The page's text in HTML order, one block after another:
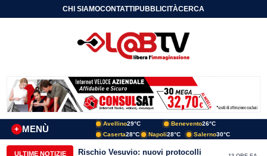
CHI SIAMOCONTATTIPUBBLICITÀCERCA
MENÙ
+
Avellino29°C Benevento26°C
Caserta28°C Napoli28°C Salerno30°C
ULTIME NOTIZIE
Rischio Vesuvio: nuovi protocolli